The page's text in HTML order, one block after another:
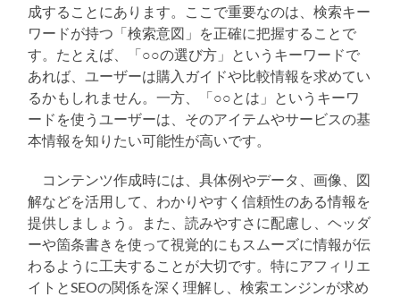
成することにあります。ここで重要なのは、検索キー
ワードが持つ「検索意図」を正確に把握することで
す。たとえば、「○○の選び方」というキーワードで
あれば、ユーザーは購入ガイドや比較情報を求めてい
るかもしれません。一方、「○○とは」というキーワ
ードを使うユーザーは、そのアイテムやサービスの基
本情報を知りたい可能性が高いです。
コンテンツ作成時には、具体例やデータ、画像、図
解などを活用して、わかりやすく信頼性のある情報を
提供しましょう。また、読みやすさに配慮し、ヘッダ
ーや箇条書きを使って視覚的にもスムーズに情報が伝
わるように工夫することが大切です。特にアフィリエ
イトとSEOの関係を深く理解し、検索エンジンが求め